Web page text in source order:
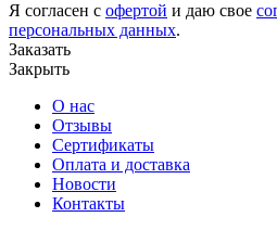
Я согласен с офертой и даю свое
персональных данных.
Заказать
Закрыть
О нас
Отзывы
Сертификаты
Оплата и доставка
Новости
Контакты